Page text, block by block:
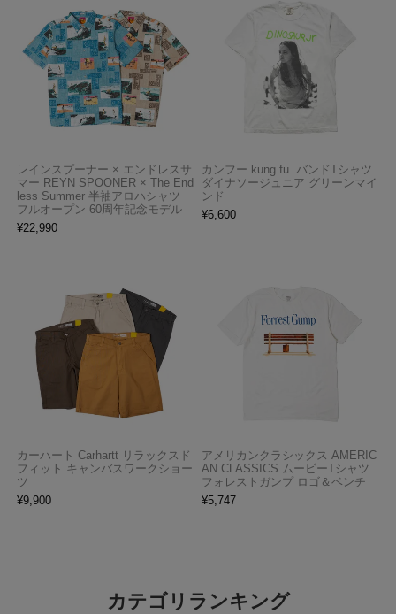
レインスプーナー × エンドレスサ
マー REYN SPOONER × The End
less Summer 半袖アロハシャツ
フルオープン 60周年記念モデル
¥22,990
カンフー kung fu. バンドTシャツ
ダイナソージュニア グリーンマイ
ンド
¥6,600
カーハート Carhartt リラックスド
フィット キャンバスワークショー
ツ
¥9,900
アメリカンクラシックス AMERIC
AN CLASSICS ムービーTシャツ
フォレストガンプ ロゴ＆ベンチ
¥5,747
カテゴリランキング